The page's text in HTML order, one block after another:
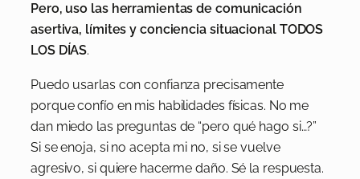
Pero, uso las herramientas de comunicación
asertiva, límites y conciencia situacional TODOS
LOS DÍAS.
Puedo usarlas con confianza precisamente
porque confío en mis habilidades físicas. No me
dan miedo las preguntas de “pero qué hago si…?”
Si se enoja, si no acepta mi no, si se vuelve
agresivo, si quiere hacerme daño. Sé la respuesta.